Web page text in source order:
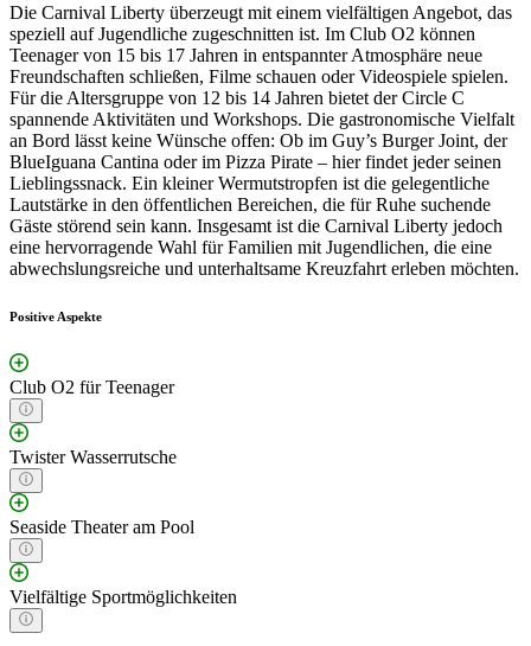
Die Carnival Liberty überzeugt mit einem vielfältigen Angebot, das
speziell auf Jugendliche zugeschnitten ist. Im Club O2 können
Teenager von 15 bis 17 Jahren in entspannter Atmosphäre neue
Freundschaften schließen, Filme schauen oder Videospiele spielen.
Für die Altersgruppe von 12 bis 14 Jahren bietet der Circle C
spannende Aktivitäten und Workshops. Die gastronomische Vielfalt
an Bord lässt keine Wünsche offen: Ob im Guy’s Burger Joint, der
BlueIguana Cantina oder im Pizza Pirate – hier findet jeder seinen
Lieblingssnack. Ein kleiner Wermutstropfen ist die gelegentliche
Lautstärke in den öffentlichen Bereichen, die für Ruhe suchende
Gäste störend sein kann. Insgesamt ist die Carnival Liberty jedoch
eine hervorragende Wahl für Familien mit Jugendlichen, die eine
abwechslungsreiche und unterhaltsame Kreuzfahrt erleben möchten.
Positive Aspekte
Club O2 für Teenager
Twister Wasserrutsche
Seaside Theater am Pool
Vielfältige Sportmöglichkeiten